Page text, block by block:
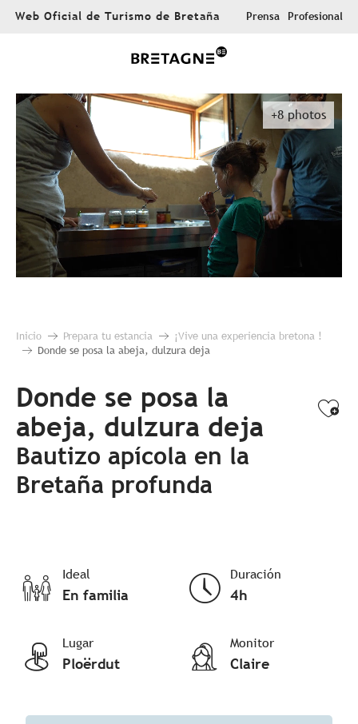
AllerWeb Oficial de Turismo de Bretaña Prensa Profesional
+8 photos
Inicio Prepara tu estancia
¡Vive una experiencia bretona !
Donde se posa la abeja, dulzura deja
Donde se posa la
abeja, dulzura deja
Bautizo apícola en la
Bretaña profunda
Ideal
En familia
Duración
4h
Lugar
Ploërdut
Monitor
Claire